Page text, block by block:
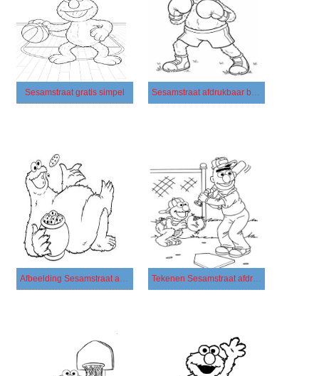
Sesamstraat gratis simpel Sesamstraat afdrukbaar basis
Afbeelding Sesamstraat afdrukbaar Tekenen Sesamstraat afdrukbaar basis